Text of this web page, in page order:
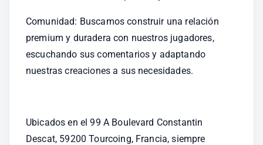
Comunidad: Buscamos construir una relación
premium y duradera con nuestros jugadores,
escuchando sus comentarios y adaptando
nuestras creaciones a sus necesidades.
Ubicados en el 99 A Boulevard Constantin
Descat, 59200 Tourcoing, Francia, siempre